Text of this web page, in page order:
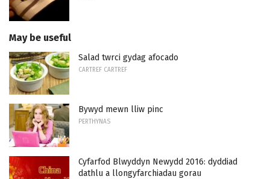
May be useful
Salad twrci gydag afocado
CARTREF CARTREF
Bywyd mewn lliw pinc
PERTHYNAS
Cyfarfod Blwyddyn Newydd 2016: dyddiad
dathlu a llongyfarchiadau gorau